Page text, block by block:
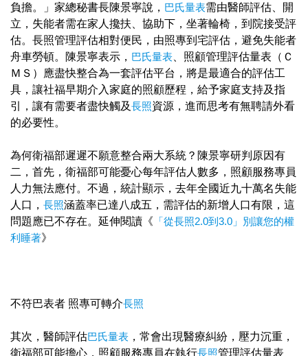
負擔。」家總秘書長陳景寧說， 巴氏量表需由醫師評估、開
立，失能者需在家人攙扶、協助下，坐著輪椅，到院接受評
估。長照管理評估相對便民，由照專到宅評估，避免失能者
舟車勞頓。陳景寧表示， 巴氏量表 、照顧管理評估量表（Ｃ
ＭＳ）應盡快整合為一套評估平台，將是最適合的評估工
具，讓社福早期介入家庭的照顧歷程，給予家庭支持及指
引，讓有需要者盡快觸及長照資源，進而思考有無聘請外看
的必要性。
為何衛福部遲遲不願意整合兩大系統？陳景寧研判原因有
二，首先，衛福部可能憂心每年評估人數多，照顧服務專員
人力無法應付。不過，統計顯示，去年全國近九十萬名失能
人口， 長照涵蓋率已達八成五，需評估的新增人口有限，這
問題應已不存在。延伸閱讀《 「從長照2.0到3.0」別讓您的權
利睡著》
不符巴表者 照專可轉介長照
其次，醫師評估巴氏量表 ，常會出現醫療糾紛，壓力沉重，
衛福部可能擔心，照顧服務專員在執行長照管理評估量表